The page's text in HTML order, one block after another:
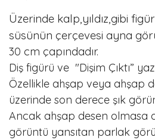
Üzerinde kalp,yıldız,gibi
süsünün çerçevesi ayna
30 cm çapındadır.
Diş figürü ve "Dişim Çıktı”
Özellikle ahşap veya ahşap
üzerinde son derece şık
Ancak ahşap desen olmasa
görüntü yansıtan parlak